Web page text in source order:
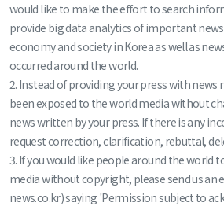
would like to make the effort to search
provide big data analytics of important
economy and society in Korea as well as
occurred around the world.
2. Instead of providing your press with news
been exposed to the world media without
news written by your press. If there is any
request correction, clarification, rebuttal,
3. If you would like people around the world
media without copyright, please send us an
news.co.kr) saying 'Permission subject to